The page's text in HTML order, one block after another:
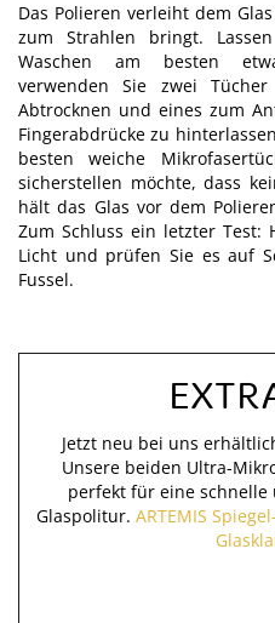
Das Polieren verleiht dem
zum Strahlen bringt.
Waschen am besten
verwenden Sie zwei
Abtrocknen und eines zum
Fingerabdrücke zu
besten weiche
sicherstellen möchte, dass
hält das Glas vor dem
Zum Schluss ein letzter Test:
Licht und prüfen Sie es auf
Fussel.
Jetzt neu bei uns
Unsere beiden Ultra-
perfekt für eine
Glaspolitur. ARTEMIS